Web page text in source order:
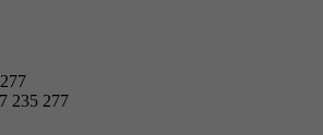
235 277